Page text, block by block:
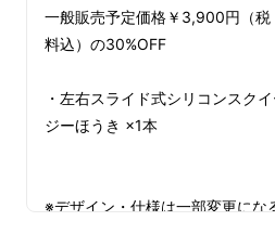
ワイドブレードはシリコ
な柔らかさと反発性を兼
レードのジョイント部は
ドとのジョイント位置を
と床の隙間などの手の届き
一般販売予定価格￥3,900円（税
料込）の30%OFF
・左右スライド式シリコンスク
ジーほうき ×1本
※デザイン・仕様は一部変更にな